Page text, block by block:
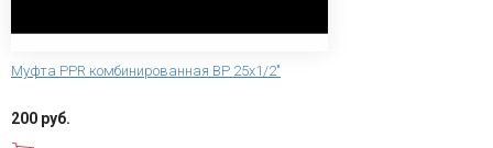
Муфта PPR комбинированная ВР 25х1/2"
200 руб.